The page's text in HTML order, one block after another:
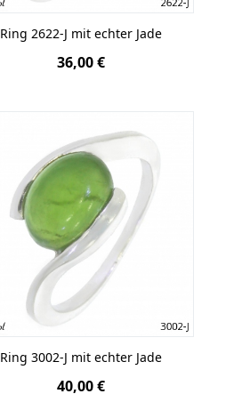
Ring 2622-J mit echter Jade
36,00 €
Ring 3002-J mit echter Jade
40,00 €